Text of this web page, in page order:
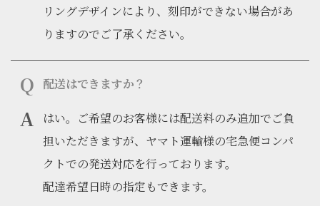
リングデザインにより、刻印ができない場合があ
りますのでご了承ください。
配送はできますか？
はい。ご希望のお客様には配送料のみ追加でご負
担いただきますが、ヤマト運輸様の宅急便コンパ
クトでの発送対応を行っております。
配達希望日時の指定もできます。